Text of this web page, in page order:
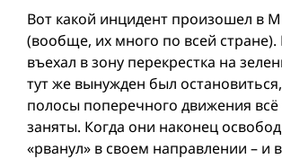
Вот какой инцидент произошел в
(вообще, их много по всей стране).
въехал в зону перекрестка на
тут же вынужден был
полосы поперечного движения
заняты. Когда они наконец
«рванул» в своем направлении – и